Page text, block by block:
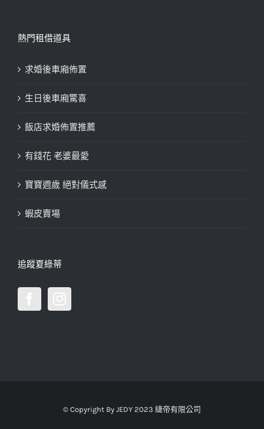
熱門租借道具
求婚後車廂佈置
生日後車廂驚喜
飯店求婚佈置推薦
有錢花 老婆最愛
寶寶週歲 絕對儀式感
蝦皮賣場
追蹤夏綠蒂
© Copyright By JEDY 2023 緁帝有限公司